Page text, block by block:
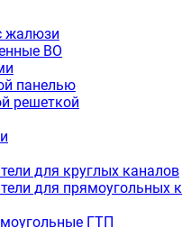
жалюзи
ВО
панелью
решеткой
для круглых каналов
для прямоугольных
ГТП